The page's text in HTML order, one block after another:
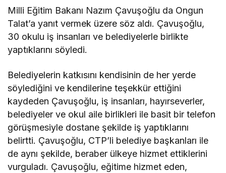
Milli Eğitim Bakanı Nazım Çavuşoğlu da Ongun
Talat’a yanıt vermek üzere söz aldı. Çavuşoğlu,
30 okulu iş insanları ve belediyelerle birlikte
yaptıklarını söyledi.
Belediyelerin katkısını kendisinin de her yerde
söylediğini ve kendilerine teşekkür ettiğini
kaydeden Çavuşoğlu, iş insanları, hayırseverler,
belediyeler ve okul aile birlikleri ile basit bir telefon
görüşmesiyle dostane şekilde iş yaptıklarını
belirtti. Çavuşoğlu, CTP’li belediye başkanları ile
de aynı şekilde, beraber ülkeye hizmet ettiklerini
vurguladı. Çavuşoğlu, eğitime hizmet eden,